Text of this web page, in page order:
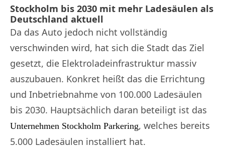
Stockholm bis 2030 mit mehr Ladesäulen als
Deutschland aktuell
Da das Auto jedoch nicht vollständig
verschwinden wird, hat sich die Stadt das Ziel
gesetzt, die Elektroladeinfrastruktur massiv
auszubauen. Konkret heißt das die Errichtung
und Inbetriebnahme von 100.000 Ladesäulen
bis 2030. Hauptsächlich daran beteiligt ist das
Unternehmen Stockholm Parkering, welches bereits
5.000 Ladesäulen installiert hat.